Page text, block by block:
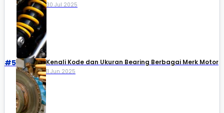
30 Jul 2025
#5 Kenali Kode dan Ukuran Bearing Berbagai Merk Motor
11 Jun 2025